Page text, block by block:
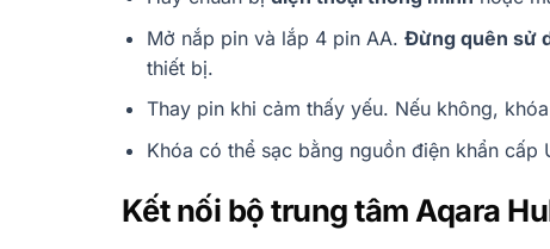
Mở nắp pin và lắp 4 pin AA. Đừng quên sử
thiết bị.
Thay pin khi cảm thấy yếu. Nếu không,
Khóa có thể sạc bằng nguồn điện khẩn cấp
Kết nối bộ trung tâm Aqara